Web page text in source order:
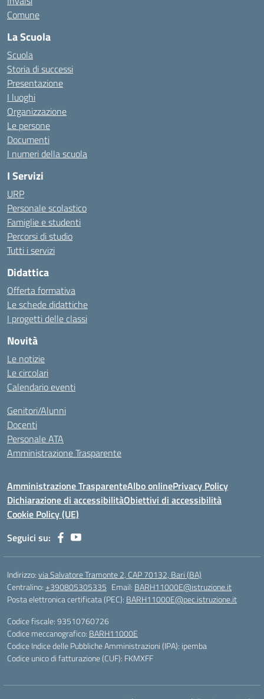
Comune
La Scuola
Scuola
Storia di successi
Presentazione
I luoghi
Organizzazione
Le persone
Documenti
I numeri della scuola
I Servizi
URP
Personale scolastico
Famiglie e studenti
Percorsi di studio
Tutti i servizi
Didattica
Offerta formativa
Le schede didattiche
I progetti delle classi
Novità
Le notizie
Le circolari
Calendario eventi
Genitori/Alunni
Docenti
Personale ATA
Amministrazione Trasparente
Amministrazione TrasparenteAlbo onlinePrivacy Policy
Dichiarazione di accessibilitàObiettivi di accessibilità
Cookie Policy (UE)
Seguici su:
Indirizzo:via Salvatore Tramonte 2, CAP 70132, Bari (BA)
Centralino:+390805305335 Email: BARH11000E@istruzione.it
Posta elettronica certificata (PEC): BARH11000E@pec.istruzione.it
Codice fiscale: 93510760726
Codice meccanografico: BARH11000E
Codice Indice delle Pubbliche Amministrazioni (IPA): ipemba
Codice unico di fatturazione (CUF): FKMXFF